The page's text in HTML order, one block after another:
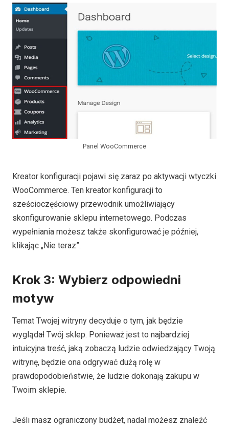
Panel WooCommerce
Kreator konfiguracji pojawi się zaraz po aktywacji wtyczki
WooCommerce. Ten kreator konfiguracji to
sześcioczęściowy przewodnik umożliwiający
skonfigurowanie sklepu internetowego. Podczas
wypełniania możesz także skonfigurować je później,
klikając „Nie teraz”.
Krok 3: Wybierz odpowiedni
motyw
Temat Twojej witryny decyduje o tym, jak będzie
wyglądał Twój sklep. Ponieważ jest to najbardziej
intuicyjna treść, jaką zobaczą ludzie odwiedzający Twoją
witrynę, będzie ona odgrywać dużą rolę w
prawdopodobieństwie, że ludzie dokonają zakupu w
Twoim sklepie.
Jeśli masz ograniczony budżet, nadal możesz znaleźć